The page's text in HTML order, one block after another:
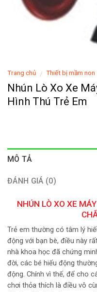
Trang chủ / Thiết bị mầm non
Nhún Lò Xo Xe
Hình Thú Trẻ Em
MÔ TẢ
ĐÁNH GIÁ (0)
NHÚN LÒ XO XE
Trẻ em thường có tâm lý
động với bạn bè, điều này
nhà khoa học đã chứng
đời, các bé hiếu động
động. Chính vì thế, để cho
chơi thỏa thích là điều vô